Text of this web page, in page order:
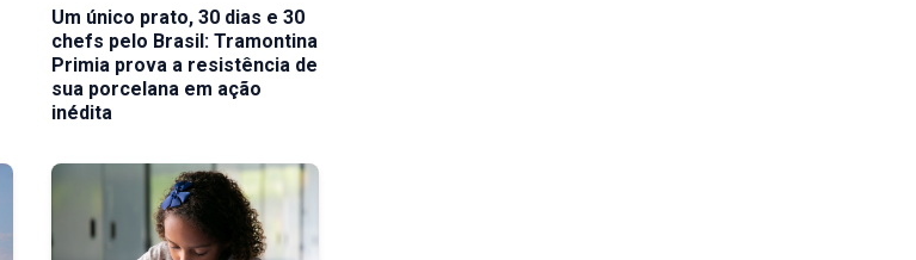
Um único prato, 30 dias e 30
chefs pelo Brasil: Tramontina
Primia prova a resistência de
sua porcelana em ação
inédita